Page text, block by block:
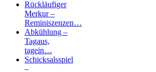
Rückläufiger
Merkur –
Reminiszenzen…
Abkühlung –
Tagaus,
tagein…
Schicksalsspiel
–